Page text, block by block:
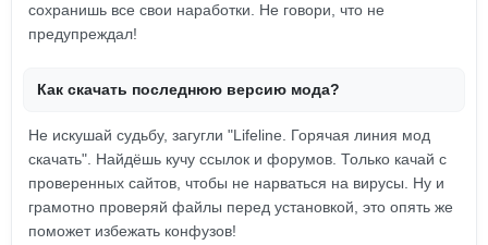
сохранишь все свои наработки. Не говори, что не
предупреждал!
Как скачать последнюю версию мода?
Не искушай судьбу, загугли "Lifeline. Горячая линия мод
скачать". Найдёшь кучу ссылок и форумов. Только качай с
проверенных сайтов, чтобы не нарваться на вирусы. Ну и
грамотно проверяй файлы перед установкой, это опять же
поможет избежать конфузов!